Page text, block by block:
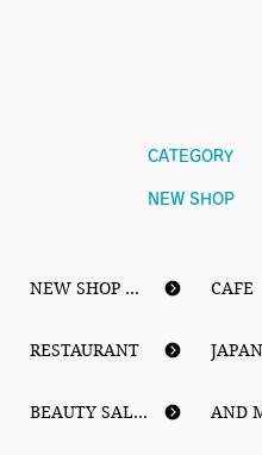
CATEGORY
NEW SHOP
NEW SHOP ...
RESTAURANT
BEAUTY SALON
CAFE
AND